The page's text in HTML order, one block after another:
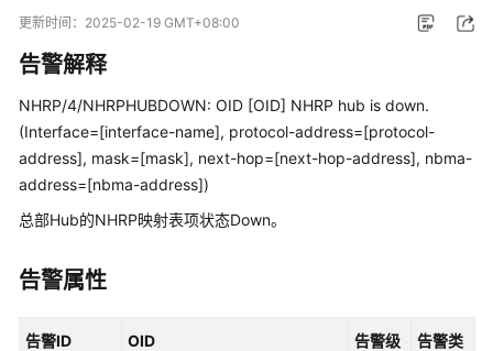
云
务
云
管
理
网
络
为
坤
更新时间： 2025-02-19 GMT+08:00
告警解释
NHRP/4/NHRPHUBDOWN: OID [OID] NHRP hub is down.
(Interface=[interface-name], protocol-address=[protocol-
address], mask=[mask], next-hop=[next-hop-address], nbma-
address=[nbma-address])
总部Hub的NHRP映射表项状态Down。
告警属性
告警ID OID
告警级
告警类